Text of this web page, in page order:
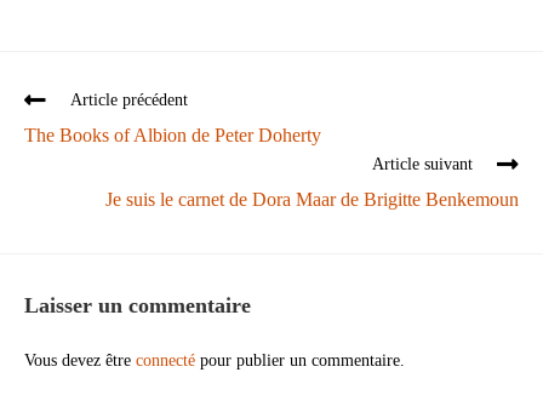
Article précédent
The Books of Albion de Peter Doherty
Article suivant
Je suis le carnet de Dora Maar de Brigitte Benkemoun
Laisser un commentaire
Vous devez être connecté pour publier un commentaire.